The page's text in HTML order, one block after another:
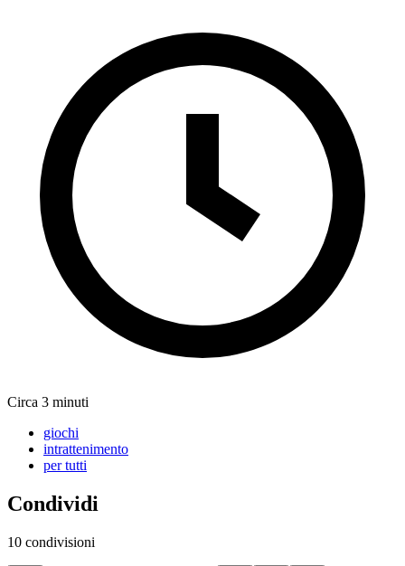
Circa 3 minuti
giochi
intrattenimento
per tutti
Condividi
10 condivisioni